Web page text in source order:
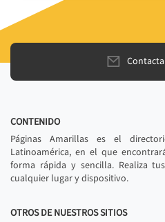
CONTENIDO
Páginas Amarillas es el
Latinoamérica, en el que
forma rápida y sencilla. Realiza
cualquier lugar y dispositivo.
OTROS DE NUESTROS SITIOS